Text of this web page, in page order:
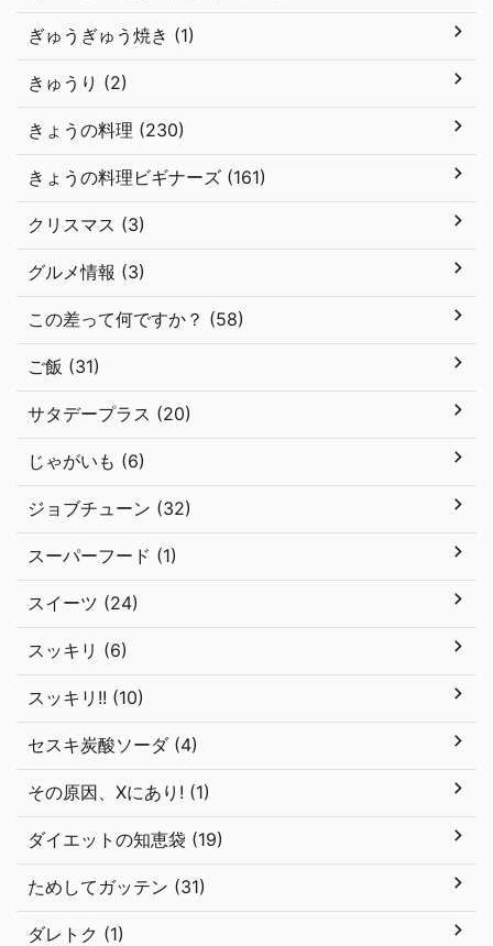
ぎゅうぎゅう焼き (1)
きゅうり (2)
きょうの料理 (230)
きょうの料理ビギナーズ (161)
クリスマス (3)
グルメ情報 (3)
この差って何ですか？ (58)
ご飯 (31)
サタデープラス (20)
じゃがいも (6)
ジョブチューン (32)
スーパーフード (1)
スイーツ (24)
スッキリ (6)
スッキリ!! (10)
セスキ炭酸ソーダ (4)
その原因、Xにあり! (1)
ダイエットの知恵袋 (19)
ためしてガッテン (31)
ダレトク (1)